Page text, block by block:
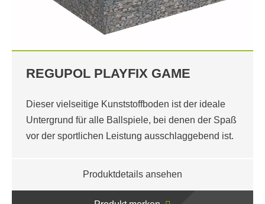
REGUPOL PLAYFIX GAME
Dieser vielseitige Kunststoffboden ist der ideale
Untergrund für alle Ballspiele, bei denen der Spaß
vor der sportlichen Leistung ausschlaggebend ist.
Produktdetails ansehen